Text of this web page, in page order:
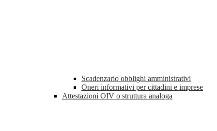
Scadenzario obblighi amministrativi
Oneri informativi per cittadini e imprese
Attestazioni OIV o struttura analoga